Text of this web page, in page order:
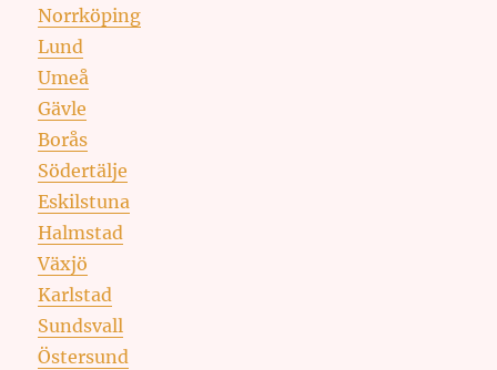
Norrköping
Lund
Umeå
Gävle
Borås
Södertälje
Eskilstuna
Halmstad
Växjö
Karlstad
Sundsvall
Östersund